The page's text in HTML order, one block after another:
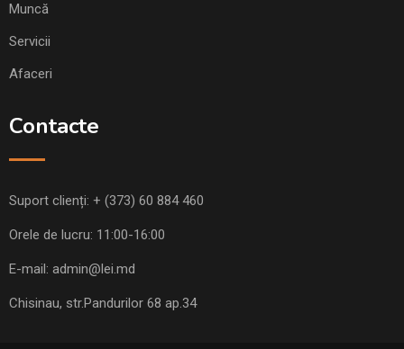
Muncă
Servicii
Afaceri
Contacte
Suport clienți: + (373) 60 884 460
Orele de lucru: 11:00-16:00
E-mail: admin@lei.md
Chisinau, str.Pandurilor 68 ap.34